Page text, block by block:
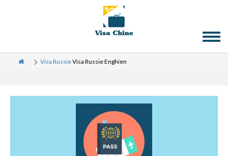
Visa RussieVisa Russie Enghien